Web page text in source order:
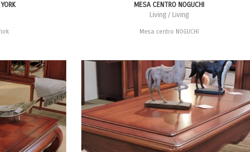
MESA CENTRO NOGUCHI
Living / Living
Mesa centro NOGUCHI